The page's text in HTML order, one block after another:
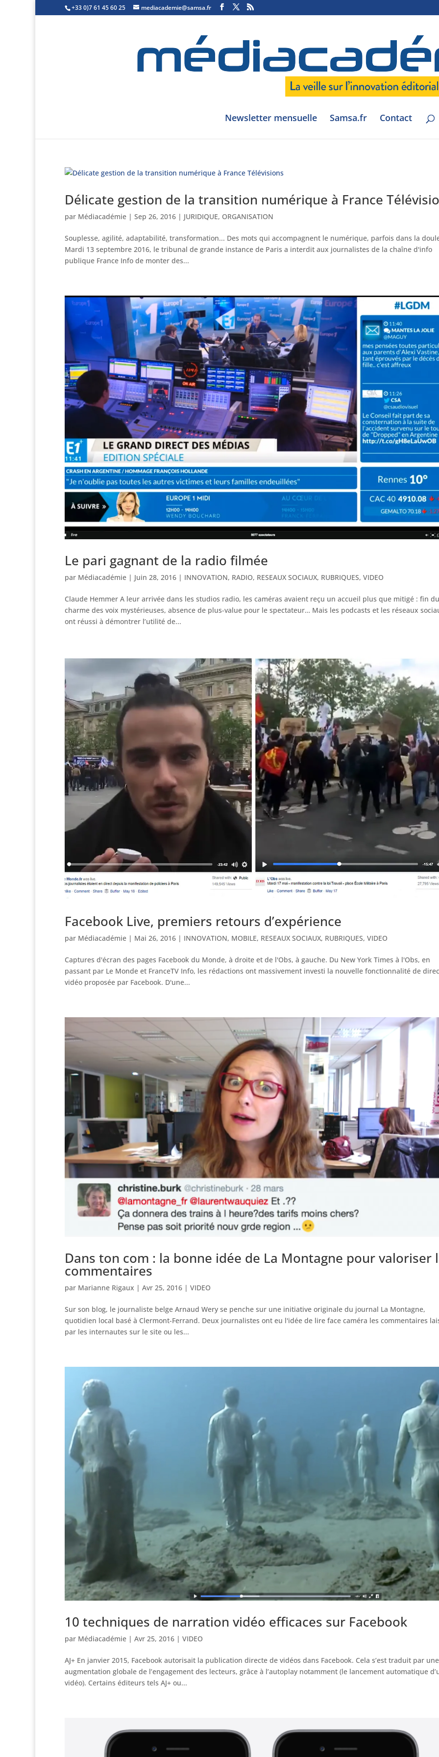
+33 0)7 61 45 60 25 mediacademie@samsa.fr
Newsletter mensuelle Samsa.fr Contact
Délicate gestion de la transition numérique à France
par Médiacadémie | Sep 26, 2016 | JURIDIQUE, ORGANISATION
Souplesse, agilité, adaptabilité, transformation... Des mots qui accompagnent le numérique, parfois dans la
Mardi 13 septembre 2016, le tribunal de grande instance de Paris a interdit aux journalistes de la chaîne d'info
publique France Info de monter des...
Le pari gagnant de la radio filmée
par Médiacadémie | Juin 28, 2016 | INNOVATION, RADIO, RESEAUX SOCIAUX, RUBRIQUES, VIDEO
Claude Hemmer A leur arrivée dans les studios radio, les caméras avaient reçu un accueil plus que mitigé : fin du
charme des voix mystérieuses, absence de plus-value pour le spectateur… Mais les podcasts et les réseaux
ont réussi à démontrer l’utilité de...
Facebook Live, premiers retours d’expérience
par Médiacadémie | Mai 26, 2016 | INNOVATION, MOBILE, RESEAUX SOCIAUX, RUBRIQUES, VIDEO
Captures d'écran des pages Facebook du Monde, à droite et de l'Obs, à gauche. Du New York Times à l'Obs, en
passant par Le Monde et FranceTV Info, les rédactions ont massivement investi la nouvelle fonctionnalité de
vidéo proposée par Facebook. D'une...
Dans ton com : la bonne idée de La Montagne pour valoriser
commentaires
par Marianne Rigaux | Avr 25, 2016 | VIDEO
Sur son blog, le journaliste belge Arnaud Wery se penche sur une initiative originale du journal La Montagne,
quotidien local basé à Clermont-Ferrand. Deux journalistes ont eu l'idée de lire face caméra les commentaires
par les internautes sur le site ou les...
10 techniques de narration vidéo efficaces sur Facebook
par Médiacadémie | Avr 25, 2016 | VIDEO
AJ+ En janvier 2015, Facebook autorisait la publication directe de vidéos dans Facebook. Cela s’est traduit par une
augmentation globale de l’engagement des lecteurs, grâce à l’autoplay notamment (le lancement automatique
vidéo). Certains éditeurs tels AJ+ ou...